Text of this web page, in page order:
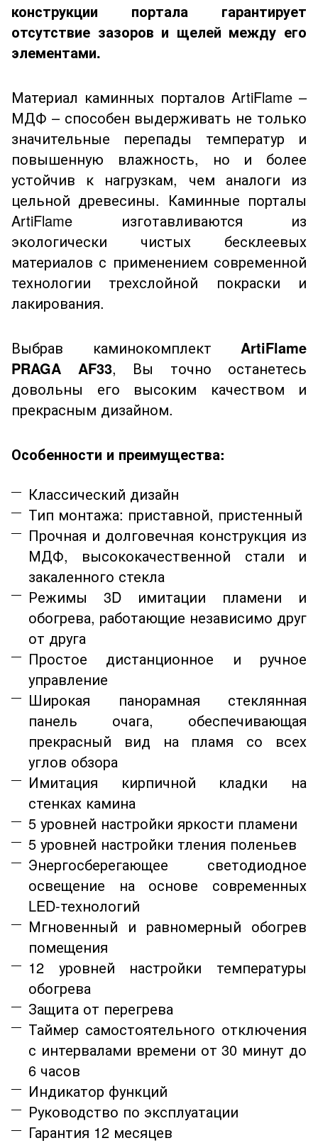
конструкции портала гарантирует
отсутствие зазоров и щелей между его
элементами.
Материал каминных порталов ArtiFlame –
МДФ – способен выдерживать не только
значительные перепады температур и
повышенную влажность, но и более
устойчив к нагрузкам, чем аналоги из
цельной древесины. Каминные порталы
ArtiFlame изготавливаются из
экологически чистых бесклеевых
материалов с применением современной
технологии трехслойной покраски и
лакирования.
Выбрав каминокомплект ArtiFlame
PRAGA AF33, Вы точно останетесь
довольны его высоким качеством и
прекрасным дизайном.
Особенности и преимущества:
Классический дизайн
Тип монтажа: приставной, пристенный
Прочная и долговечная конструкция из
МДФ, высококачественной стали и
закаленного стекла
Режимы 3D имитации пламени и
обогрева, работающие независимо друг
от друга
Простое дистанционное и ручное
управление
Широкая панорамная стеклянная
панель очага, обеспечивающая
прекрасный вид на пламя со всех
углов обзора
Имитация кирпичной кладки на
стенках камина
5 уровней настройки яркости пламени
5 уровней настройки тления поленьев
Энергосберегающее светодиодное
освещение на основе современных
LED-технологий
Мгновенный и равномерный обогрев
помещения
12 уровней настройки температуры
обогрева
Защита от перегрева
Таймер самостоятельного отключения
с интервалами времени от 30 минут до
6 часов
Индикатор функций
Руководство по эксплуатации
Гарантия 12 месяцев